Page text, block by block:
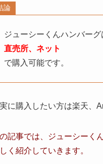
論
ジューシーくんハンバーグ
直売所、ネット
で購入可能です。
に購入したい方は楽天、
記事では、 ジューシーく
く紹介していきます。